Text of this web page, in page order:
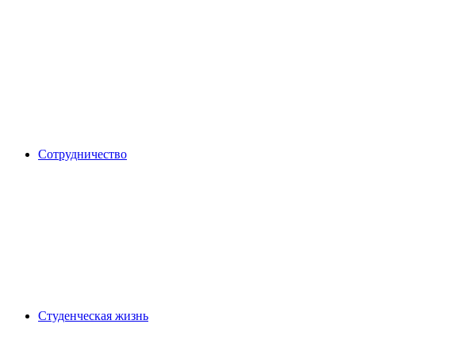
Сотрудничество
Студенческая жизнь